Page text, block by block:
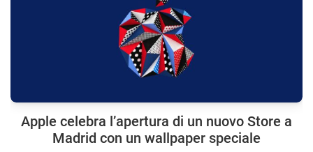
Apple celebra l’apertura di un nuovo Store a
Madrid con un wallpaper speciale